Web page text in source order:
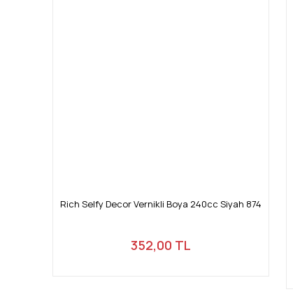
Rich Selfy Decor Vernikli Boya 240cc Siyah 874
352,00 TL